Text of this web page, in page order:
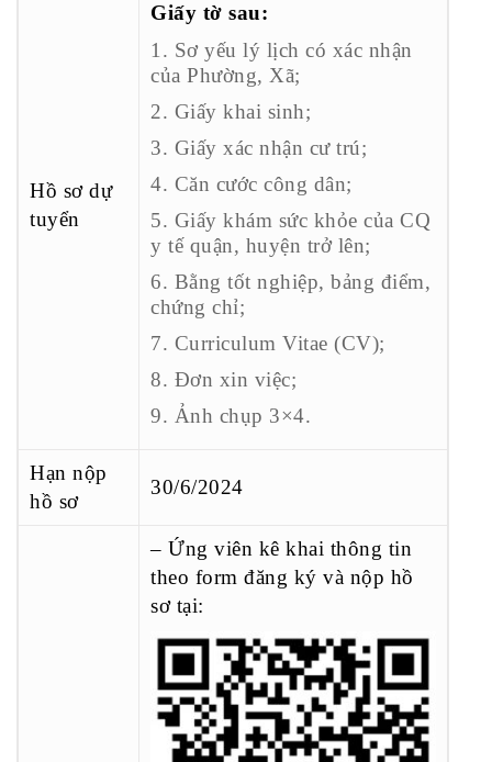
Hồ sơ dự
tuyển
Giấy tờ sau:
1. Sơ yếu lý lịch có xác nhận
của Phường, Xã;
2. Giấy khai sinh;
3. Giấy xác nhận cư trú;
4. Căn cước công dân;
5. Giấy khám sức khỏe của CQ
y tế quận, huyện trở lên;
6. Bằng tốt nghiệp, bảng điểm,
chứng chỉ;
7. Curriculum Vitae (CV);
8. Đơn xin việc;
9. Ảnh chụp 3×4.
Hạn nộp
hồ sơ
30/6/2024
– Ứng viên kê khai thông tin
theo form đăng ký và nộp hồ
sơ tại: